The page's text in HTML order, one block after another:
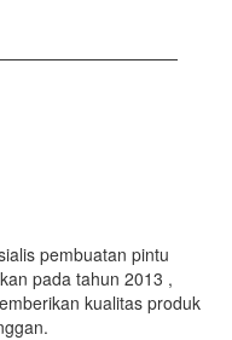
pembuatan pintu
pada tahun 2013 ,
kualitas produk